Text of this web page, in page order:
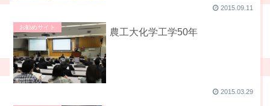
2015.09.11
お勧めサイト 農工大化学工学50年
2015.03.29